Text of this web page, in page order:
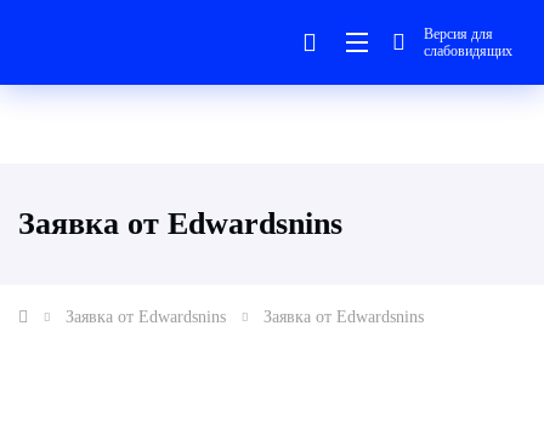
Версия для
слабовидящих
Заявка от Edwardsnins
Заявка от Edwardsnins Заявка от Edwardsnins